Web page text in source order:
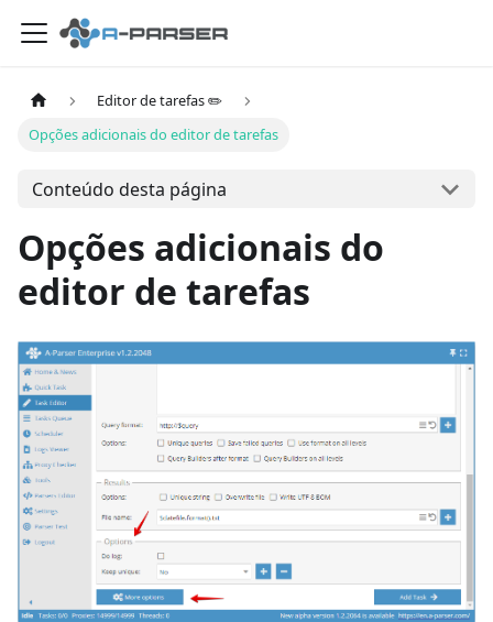
Editor de tarefas ✏️
Opções adicionais do editor de tarefas
Conteúdo desta página
Opções adicionais do
editor de tarefas